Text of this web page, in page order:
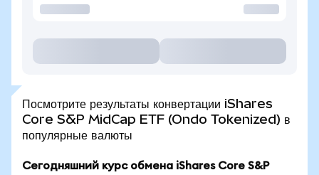
Посмотрите результаты конвертации iShares
Core S&P MidCap ETF (Ondo Tokenized) в
популярные валюты
Сегодняшний курс обмена iShares Core S&P